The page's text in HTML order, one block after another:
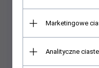
Marketingowe
Analityczne